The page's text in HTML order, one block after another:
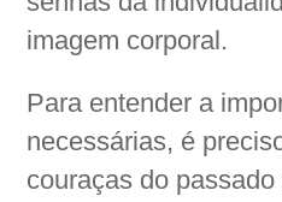
imagem corporal.
Para entender a
necessárias, é
couraças do